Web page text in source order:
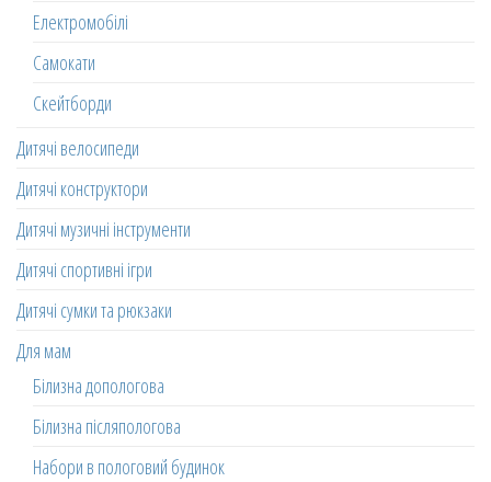
Електромобілі
Самокати
Скейтборди
Дитячі велосипеди
Дитячі конструктори
Дитячі музичні інструменти
Дитячі спортивні ігри
Дитячі сумки та рюкзаки
Для мам
Білизна допологова
Білизна післяпологова
Набори в пологовий будинок